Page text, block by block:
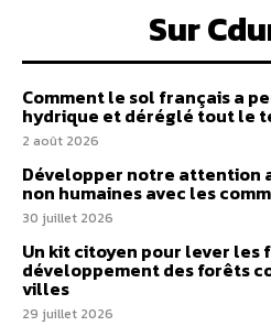
Sur
Comment le sol français a
hydrique et déréglé tout le
2 août 2026
Développer notre attention
non humaines avec les
30 juillet 2026
Un kit citoyen pour lever les
développement des forêts
villes
29 juillet 2026